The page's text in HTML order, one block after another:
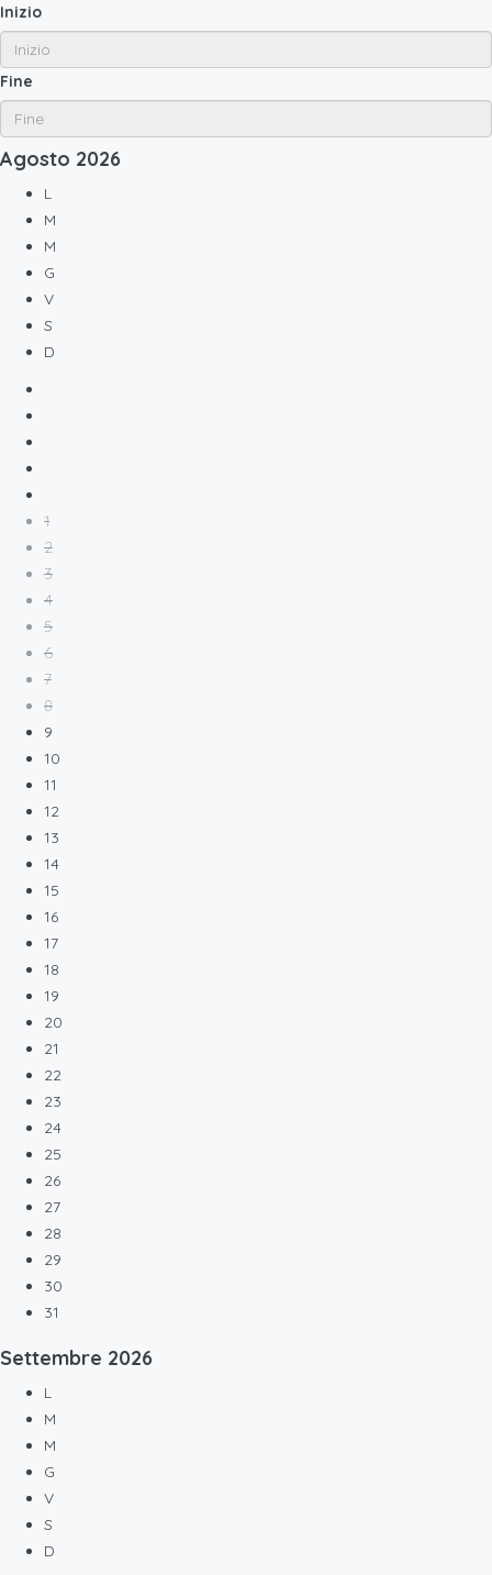
Inizio
Fine
Agosto 2026
L
M
M
G
V
S
D
1
2
3
4
5
6
7
8
9
10
11
12
13
14
15
16
17
18
19
20
21
22
23
24
25
26
27
28
29
30
31
Settembre 2026
L
M
M
G
V
S
D